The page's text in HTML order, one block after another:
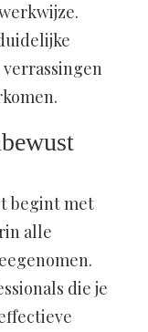
begint met
alle
die je